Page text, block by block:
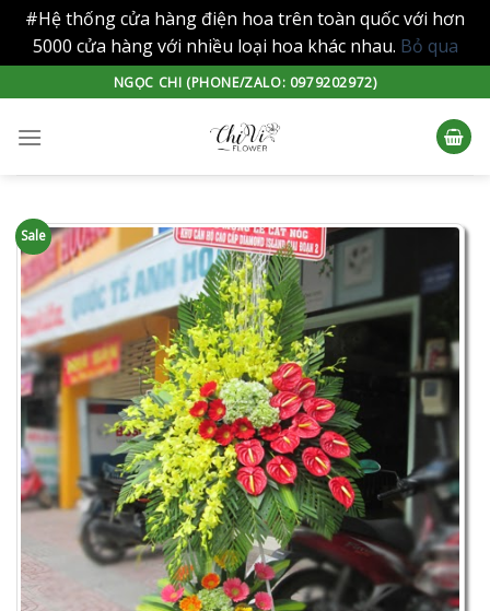
#Hệ thống cửa hàng điện hoa trên toàn quốc với hơn
5000 cửa hàng với nhiều loại hoa khác nhau. Bỏ qua
to
content
NGỌC CHI (PHONE/ZALO: 0979202972)
Sale